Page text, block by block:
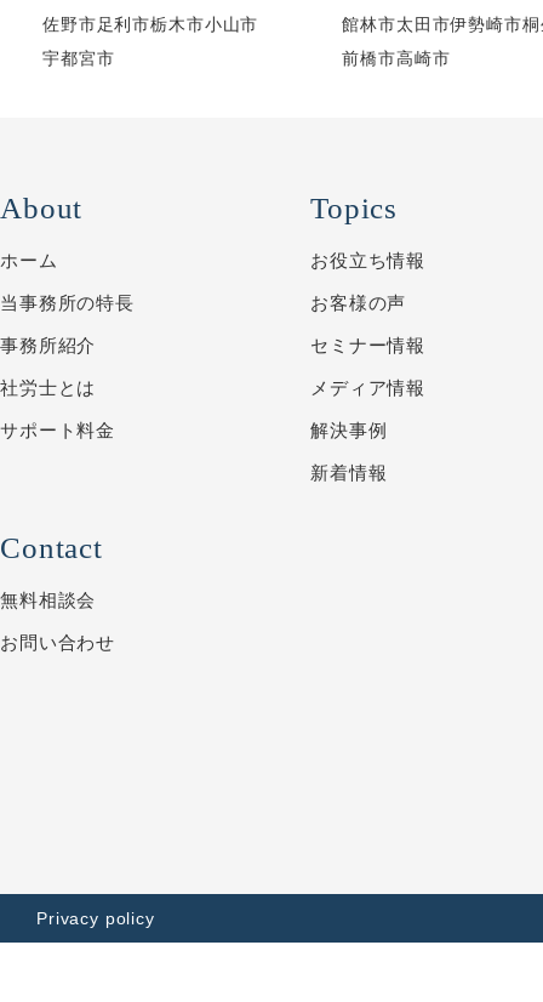
佐野市足利市栃木市小山市
宇都宮市
館林市太田市伊勢崎市
前橋市高崎市
About
ホーム
当事務所の特長
事務所紹介
社労士とは
サポート料金
Contact
無料相談会
お問い合わせ
Topics
お役立ち情報
お客様の声
セミナー情報
メディア情報
解決事例
新着情報
Privacy policy